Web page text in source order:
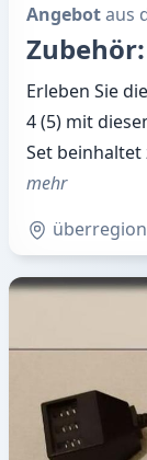
Angebotaus
Erleben Sie
4 (5) mit
Set beinhaltet
mehr